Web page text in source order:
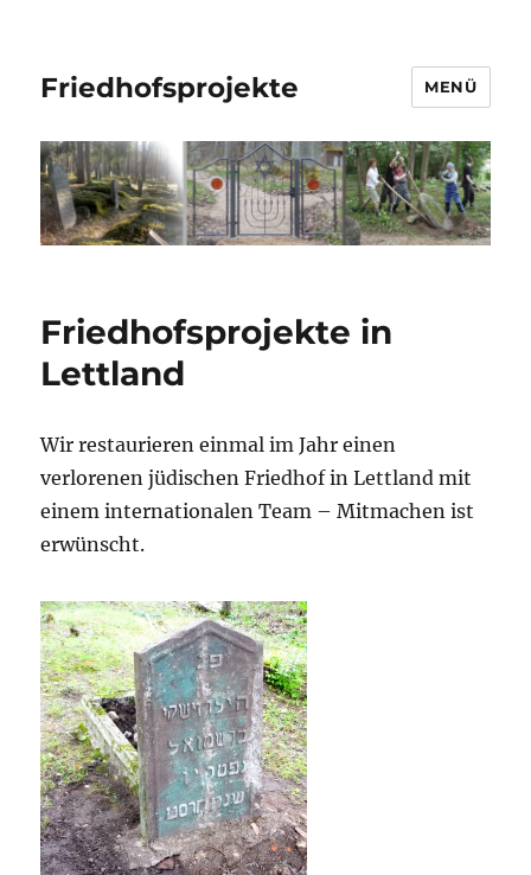
Friedhofsprojekte MENÜ
Friedhofsprojekte in
Lettland
Wir restaurieren einmal im Jahr einen
verlorenen jüdischen Friedhof in Lettland mit
einem internationalen Team – Mitmachen ist
erwünscht.